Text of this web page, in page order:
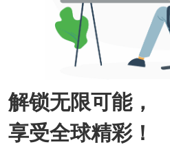
解锁无限可能，
享受全球精彩！